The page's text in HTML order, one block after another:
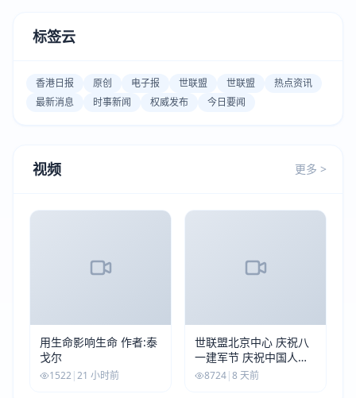
标签云
香港日报 原创 电子报 世联盟 世联盟
热点资讯
最新消息
时事新闻 权威发布 今日要闻
视频 更多 >
用生命影响生命 作者:泰
戈尔
1522 |21 小时前
世联盟北京中心 庆祝八
一建军节 庆祝中国人民
解放军建军99周年
8724|8 天前